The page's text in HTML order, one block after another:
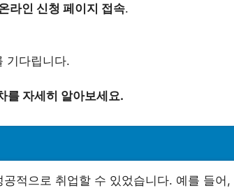
라인 신청 페이지 접속.
기다립니다.
를 자세히 알아보세요.
적으로 취업할 수 있었습니다. 예를 들어